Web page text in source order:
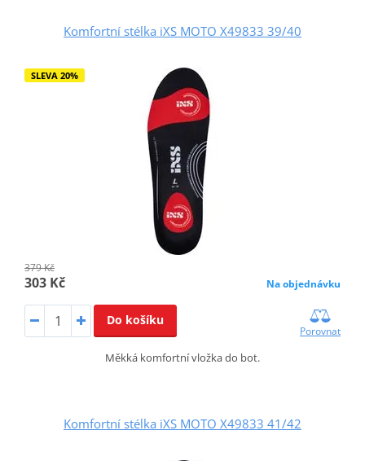
Komfortní stélka iXS MOTO X49833 39/40
SLEVA 20%
379 Kč
303 Kč Na objednávku
Do košíku
Porovnat
Měkká komfortní vložka do bot.
Komfortní stélka iXS MOTO X49833 41/42